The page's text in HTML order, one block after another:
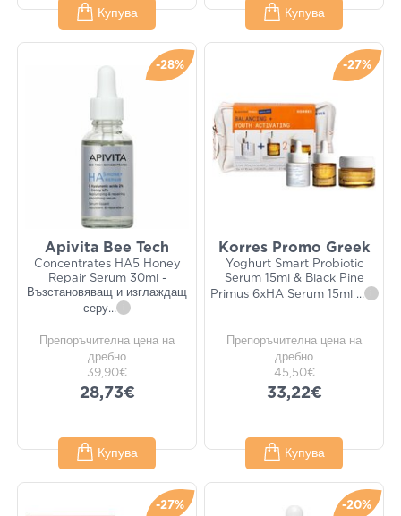
Купува Купува
-28%
Apivita Bee Tech
Concentrates HA5 Honey
Repair Serum 30ml -
Възстановяващ и изглаждащ
серу... i
Препоръчителна цена на
дребно
39,90€
28,73€
Купува
-27%
Korres Promo Greek
Yoghurt Smart Probiotic
Serum 15ml & Black Pine
Primus 6xHA Serum 15ml
... i
Препоръчителна цена на
дребно
45,50€
33,22€
Купува
-27% -20%